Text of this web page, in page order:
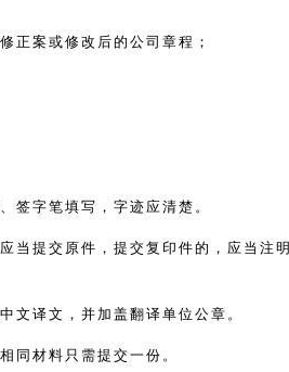
正案或修改后的公司章程；
签字笔填写，字迹应清楚。
当提交原件，提交复印件的，应当注明
文译文，并加盖翻译单位公章。
同材料只需提交一份。